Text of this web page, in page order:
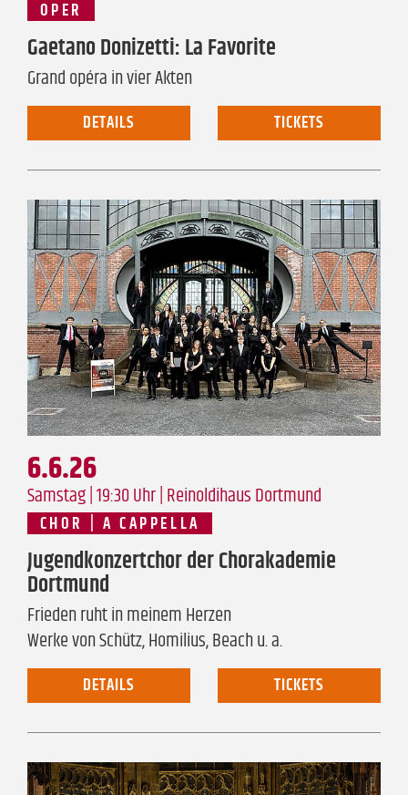
Gaetano Donizetti: La Favorite
OPER
Grand opéra in vier Akten
DETAILS TICKETS
Jugendkonzertchor der Chorakademie
Dortmund
6.6.26
Samstag | 19:30 Uhr |Reinoldihaus Dortmund
CHOR | A CAPPELLA
Frieden ruht in meinem Herzen
Werke von Schütz, Homilius, Beach u. a.
DETAILS TICKETS